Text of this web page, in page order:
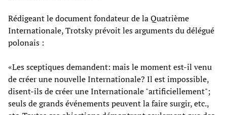
Rédigeant le document fondateur de la Quatrième
Internationale, Trotsky prévoit les arguments du délégué
polonais :
«Les sceptiques demandent: mais le moment est-il venu
de créer une nouvelle Internationale? Il est impossible,
disent-ils de créer une Internationale "artificiellement";
seuls de grands événements peuvent la faire surgir, etc.,